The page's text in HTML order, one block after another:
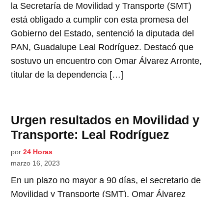
la Secretaría de Movilidad y Transporte (SMT)
está obligado a cumplir con esta promesa del
Gobierno del Estado, sentenció la diputada del
PAN, Guadalupe Leal Rodríguez. Destacó que
sostuvo un encuentro con Omar Álvarez Arronte,
titular de la dependencia […]
Urgen resultados en Movilidad y
Transporte: Leal Rodríguez
por 24 Horas
marzo 16, 2023
En un plazo no mayor a 90 días, el secretario de
Movilidad y Transporte (SMT), Omar Álvarez